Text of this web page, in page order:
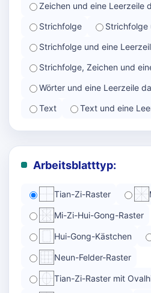
Zeichen und eine Leerzeile
Strichfolge
Strichfolge
Strichfolge und eine
Strichfolge, Zeichen und
Wörter und eine Leerzeile
Text
Text und eine
Arbeitsblatttyp:
Tian-Zi-Raster
Mi-Zi-Hui-Gong-Raster
Hui-Gong-Kästchen
Neun-Felder-Raster
Tian-Zi-Raster mit